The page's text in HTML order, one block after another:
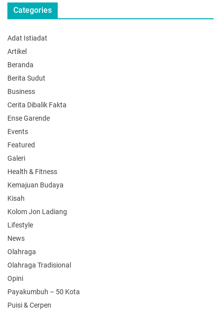
Categories
Adat Istiadat
Artikel
Beranda
Berita Sudut
Business
Cerita Dibalik Fakta
Ense Garende
Events
Featured
Galeri
Health & Fitness
Kemajuan Budaya
Kisah
Kolom Jon Ladiang
Lifestyle
News
Olahraga
Olahraga Tradisional
Opini
Payakumbuh – 50 Kota
Puisi & Cerpen